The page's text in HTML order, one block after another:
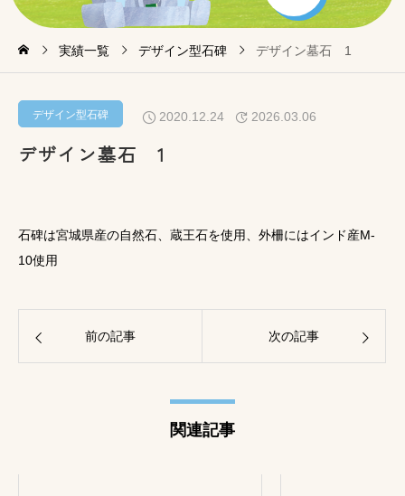
実績一覧 デザイン型石碑 デザイン墓石 1
デザイン型石碑 2020.12.24 2026.03.06
デザイン墓石 1
石碑は宮城県産の自然石、蔵王石を使用、外柵にはインド産M-
10使用
前の記事 次の記事
関連記事